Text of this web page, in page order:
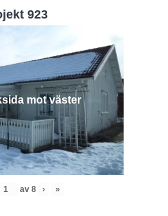
923
mot väster
av 8 › »